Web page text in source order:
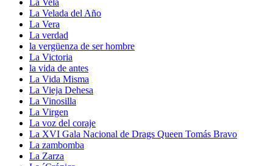
La Velada del Año
La Vera
La verdad
la vergüenza de ser hombre
La Victoria
la vida de antes
La Vida Misma
La Vieja Dehesa
La Vinosilla
La Virgen
La voz del coraje
La XVI Gala Nacional de Drags Queen Tomás Bravo
La zambomba
La Zarza